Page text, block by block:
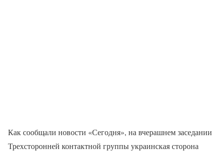
Как сообщали новости «Сегодня», на вчерашнем заседании
Трехсторонней контактной группы украинская сторона